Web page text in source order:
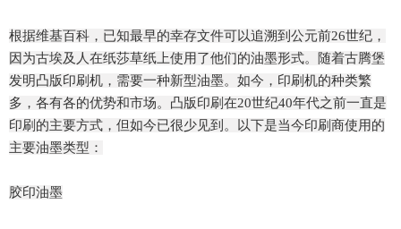
根据维基百科，已知最早的幸存文件可以追溯到公元前26世纪，
因为古埃及人在纸莎草纸上使用了他们的油墨形式。随着古腾堡
发明凸版印刷机，需要一种新型油墨。如今，印刷机的种类繁
多，各有各的优势和市场。凸版印刷在20世纪40年代之前一直是
印刷的主要方式，但如今已很少见到。以下是当今印刷商使用的
主要油墨类型：
胶印油墨